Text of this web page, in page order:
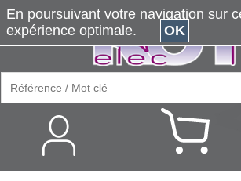
En poursuivant votre navigation sur
expérience optimale.
OK